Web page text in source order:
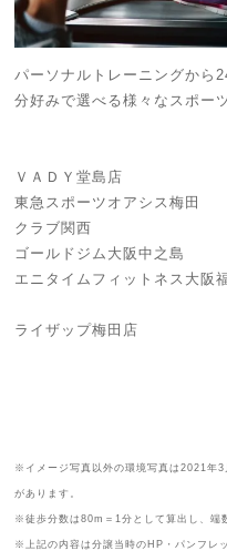
パーソナルトレーニングから
分好みで選べる様々なスポー
ＶＡＤＹ堂島
東急スポーツオアシ
クラブ関西
ゴールドジム大阪
エニタイムフィットネス大
徒歩9分
ライザップ梅田
※イメージ写真以外の環境写真は2021年3
があります。
※徒歩分数は80m＝1分として算出し、端
※上記の内容は分譲当時のHP・パンフレ